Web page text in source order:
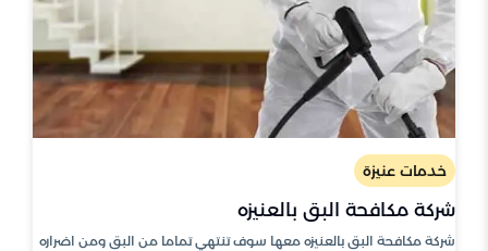
خدمات عنيزة
شركة مكافحة البق بالعنيزه
شركة مكافحة البق بالعنيزه معها سوف تنتهي تماما من البق ومن اضراره